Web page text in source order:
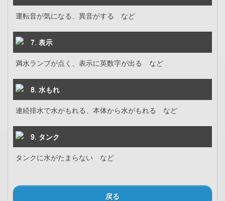
運転音が気になる、異音がする など
7. 表示
満水ランプが点く、表示に英数字が出る など
8. 水もれ
連続排水で水がもれる、本体から水がもれる など
9. タンク
タンクに水がたまらない など
戻る